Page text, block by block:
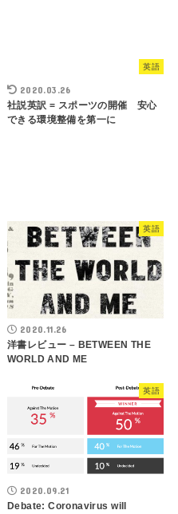
英語
2020.03.26
社説英訳 = スポーツの開催 安心
できる環境整備を第一に
英語
2020.11.26
洋書レビュー – BETWEEN THE
WORLD AND ME
英語
2020.09.21
Debate: Coronavirus will